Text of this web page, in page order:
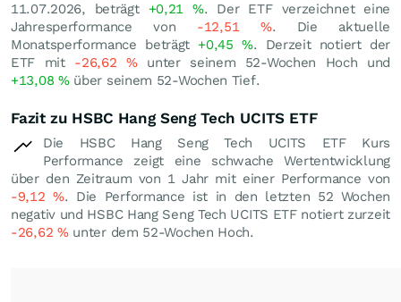
11.07.2026, beträgt +0,21%. Der ETF verzeichnet eine
Jahresperformance von -12,51 %. Die aktuelle
Monatsperformance beträgt +0,45 %. Derzeit notiert der
ETF mit -26,62 %unter seinem 52-Wochen Hoch und
+13,08 %über seinem 52-Wochen Tief.
Fazit zu HSBC Hang Seng Tech UCITS ETF
Die HSBC Hang Seng Tech UCITS ETF Kurs
Performance zeigt eine schwache Wertentwicklung
über den Zeitraum von 1 Jahr mit einer Performance von
-9,12%. Die Performance ist in den letzten 52 Wochen
negativ und HSBC Hang Seng Tech UCITS ETF notiert zurzeit
-26,62 %unter dem 52-Wochen Hoch.